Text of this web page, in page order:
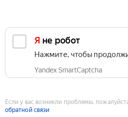
Я не робот
Нажмите, чтобы
Yandex SmartCaptcha
Если у вас возникли проблемы,
обратной связи